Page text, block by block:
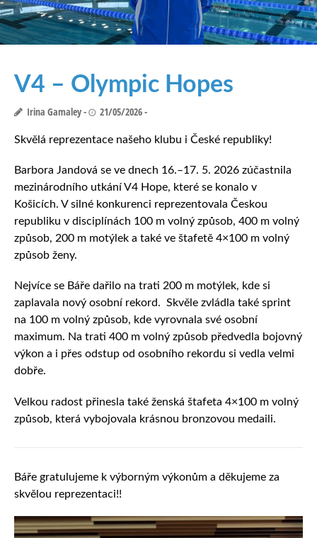
V4 – Olympic Hopes
Irina Gamaley 21/05/2026
Skvělá reprezentace našeho klubu i České republiky!
Barbora Jandová se ve dnech 16.–17. 5. 2026 zúčastnila
mezinárodního utkání V4 Hope, které se konalo v
Košicích. V silné konkurenci reprezentovala Českou
republiku v disciplínách 100 m volný způsob, 400 m volný
způsob, 200 m motýlek a také ve štafetě 4×100 m volný
způsob ženy.
Nejvíce se Báře dařilo na trati 200 m motýlek, kde si
zaplavala nový osobní rekord. Skvěle zvládla také sprint
na 100 m volný způsob, kde vyrovnala své osobní
maximum. Na trati 400 m volný způsob předvedla bojovný
výkon a i přes odstup od osobního rekordu si vedla velmi
dobře.
Velkou radost přinesla také ženská štafeta 4×100 m volný
způsob, která vybojovala krásnou bronzovou medaili.
Báře gratulujeme k výborným výkonům a děkujeme za
skvělou reprezentaci!!